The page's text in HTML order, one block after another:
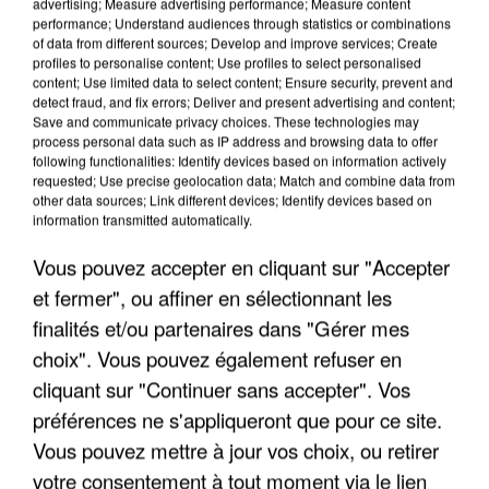
UNE TOURISTE DE L’OISE EMPORTÉE PAR UNE
COULÉE DE BOUE EN HAUTE-SAVOIE
performance; Understand audiences through statistics or combinations
of data from different sources; Develop and improve services; Create
profiles to personalise content; Use profiles to select personalised
content; Use limited data to select content; Ensure security, prevent and
detect fraud, and fix errors; Deliver and present advertising and content;
Save and communicate privacy choices. These technologies may
process personal data such as IP address and browsing data to offer
following functionalities: Identify devices based on information actively
requested; Use precise geolocation data; Match and combine data from
other data sources; Link different devices; Identify devices based on
information transmitted automatically.
Vous pouvez accepter en cliquant sur "Accepter
et fermer", ou affiner en sélectionnant les
finalités et/ou partenaires dans "Gérer mes
choix". Vous pouvez également refuser en
cliquant sur "Continuer sans accepter". Vos
préférences ne s'appliqueront que pour ce site.
Vous pouvez mettre à jour vos choix, ou retirer
votre consentement à tout moment via le lien